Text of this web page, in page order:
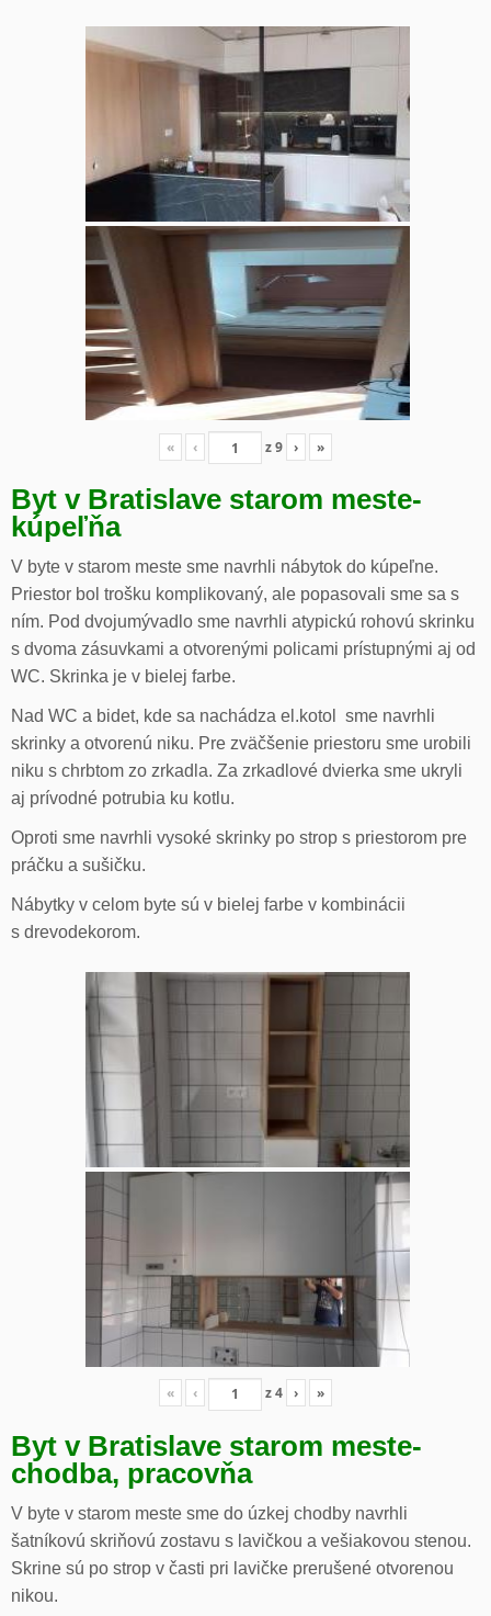
« ‹ z9 › »
Byt v Bratislave starom meste-
kúpeľňa
V byte v starom meste sme navrhli nábytok do kúpeľne.
Priestor bol trošku komplikovaný, ale popasovali sme sa s
ním. Pod dvojumývadlo sme navrhli atypickú rohovú skrinku
s dvoma zásuvkami a otvorenými policami prístupnými aj od
WC. Skrinka je v bielej farbe.
Nad WC a bidet, kde sa nachádza el.kotol sme navrhli
skrinky a otvorenú niku. Pre zväčšenie priestoru sme urobili
niku s chrbtom zo zrkadla. Za zrkadlové dvierka sme ukryli
aj prívodné potrubia ku kotlu.
Oproti sme navrhli vysoké skrinky po strop s priestorom pre
práčku a sušičku.
Nábytky v celom byte sú v bielej farbe v kombinácii
s drevodekorom.
« ‹ z4 › »
Byt v Bratislave starom meste-
chodba, pracovňa
V byte v starom meste sme do úzkej chodby navrhli
šatníkovú skriňovú zostavu s lavičkou a vešiakovou stenou.
Skrine sú po strop v časti pri lavičke prerušené otvorenou
nikou.